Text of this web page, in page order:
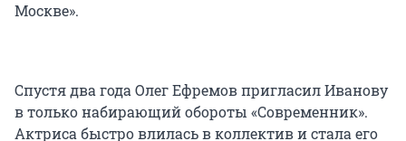
Москве».
Спустя два года Олег Ефремов пригласил Иванову
в только набирающий обороты «Современник».
Актриса быстро влилась в коллектив и стала его